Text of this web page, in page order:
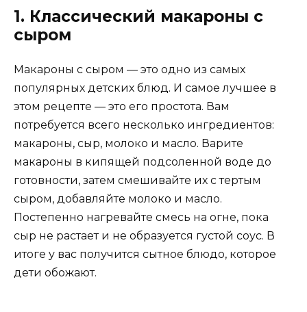
1. Классический макароны с
сыром
Макароны с сыром — это одно из самых
популярных детских блюд. И самое лучшее в
этом рецепте — это его простота. Вам
потребуется всего несколько ингредиентов:
макароны, сыр, молоко и масло. Варите
макароны в кипящей подсоленной воде до
готовности, затем смешивайте их с тертым
сыром, добавляйте молоко и масло.
Постепенно нагревайте смесь на огне, пока
сыр не растает и не образуется густой соус. В
итоге у вас получится сытное блюдо, которое
дети обожают.